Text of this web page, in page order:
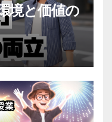
境と価値の